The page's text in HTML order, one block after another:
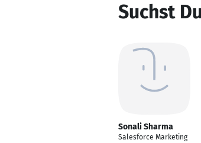
Suchst
Sonali Sharma
Salesforce Marketing